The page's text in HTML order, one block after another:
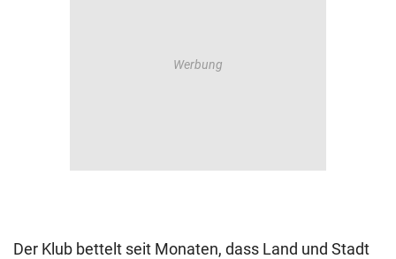
Der Klub bettelt seit Monaten, dass Land und Stadt